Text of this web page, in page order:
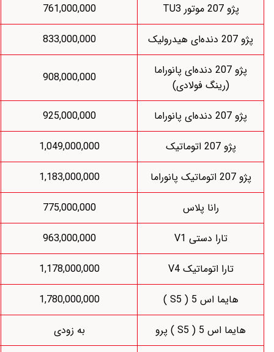
761,000,000
723,809,000
833,000,000
772,897,000
908,000,000
815,217,000
925,000,000
836,363,000
1,049,000,000
958,904,000
1,183,000,000
990,143,000
775,000,000
743,925,000
963,000,000
887,619,000
1,178,000,000
1,103,773,000
1,780,000,000
1,648,000,000
به زودی
1,698,000,000